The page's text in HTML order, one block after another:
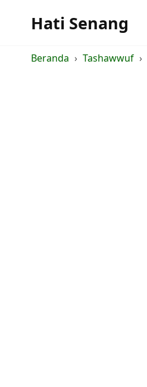
Hati Senang
Beranda Tashawwuf